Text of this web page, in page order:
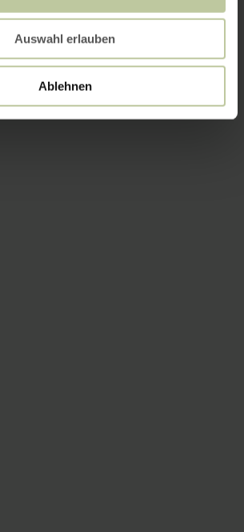
Auswahl erlauben
Ablehnen